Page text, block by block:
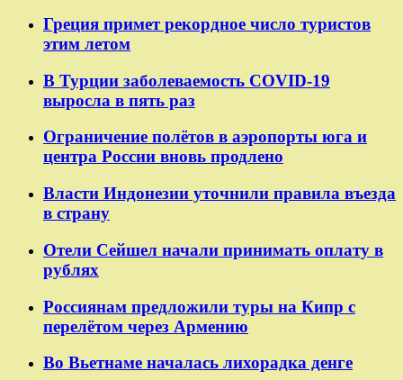
Греция примет рекордное число туристов
этим летом
В Турции заболеваемость COVID-19
выросла в пять раз
Ограничение полётов в аэропорты юга и
центра России вновь продлено
Власти Индонезии уточнили правила въезда
в страну
Отели Сейшел начали принимать оплату в
рублях
Россиянам предложили туры на Кипр с
перелётом через Армению
Во Вьетнаме началась лихорадка денге